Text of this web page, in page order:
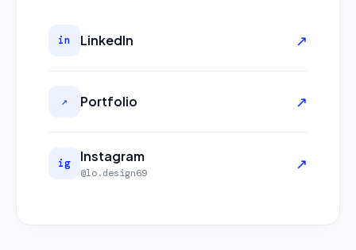
in LinkedIn ↗
↗ Portfolio ↗
ig Instagram
@lo.design69
↗